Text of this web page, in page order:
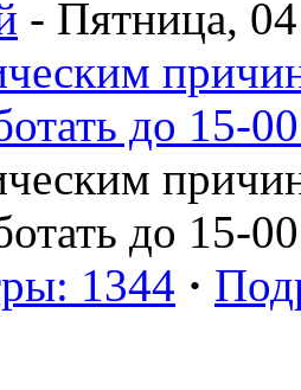
- Пятница,
до 15-
до 15-00
1344 ·